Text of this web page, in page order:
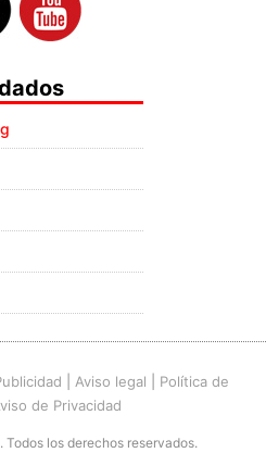
Aviso legal
Política de
de Privacidad
los derechos reservados.